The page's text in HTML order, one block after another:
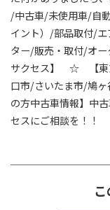
/中古車/未使用車/自
イント）/部品取付/
ター/販売・取付/オ
サクセス】 ☆ 【東
口市/さいたま市/鳩
の方中古車情報】中
セスにご相談を！！